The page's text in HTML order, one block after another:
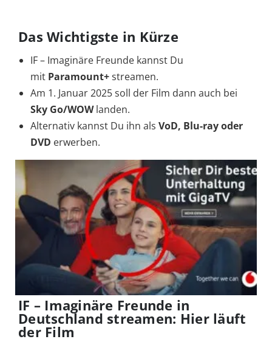
Das Wichtigste in Kürze
IF – Imaginäre Freunde kannst Du
mit Paramount+streamen.
Am 1. Januar 2025 soll der Film dann auch bei
Sky Go/WOWlanden.
Alternativ kannst Du ihn als VoD, Blu-ray oder
DVD erwerben.
IF – Imaginäre Freunde in
Deutschland streamen: Hier läuft
der Film